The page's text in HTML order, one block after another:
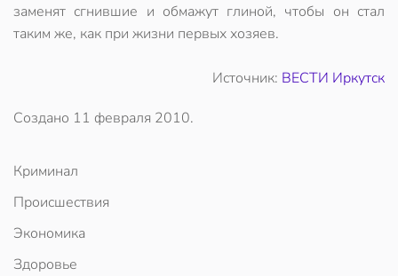
заменят сгнившие и обмажут глиной, чтобы он стал
таким же, как при жизни первых хозяев.
Источник: ВЕСТИ Иркутск
Создано 11 февраля 2010.
Криминал
Происшествия
Экономика
Здоровье